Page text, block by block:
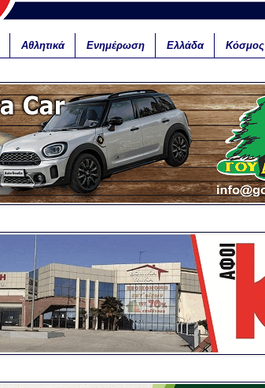
Αθλητικά Ενημέρωση Ελλάδα Κόσμος